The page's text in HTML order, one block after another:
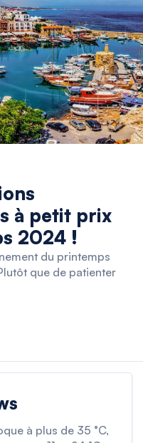
à petit prix
2024 !
du printemps
que de patienter
à plus de 35 °C,